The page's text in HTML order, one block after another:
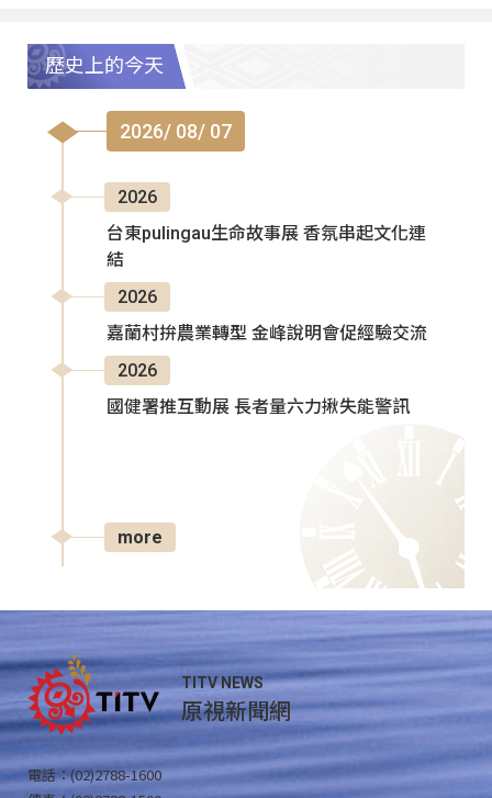
歷史上的今天
2026/ 08/ 07
2026
台東pulingau生命故事展 香氛串起文化連
結
2026
嘉蘭村拚農業轉型 金峰說明會促經驗交流
2026
國健署推互動展 長者量六力揪失能警訊
more
TITV NEWS
原視新聞網
電話：(02)2788-1600